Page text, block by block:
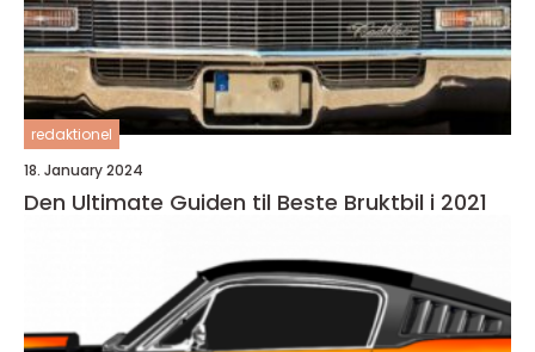
redaktionel
18. January 2024
Den Ultimate Guiden til Beste Bruktbil i 2021